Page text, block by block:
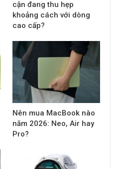
cận đang thu hẹp
khoảng cách với dòng
cao cấp?
Nên mua MacBook nào
năm 2026: Neo, Air hay
Pro?